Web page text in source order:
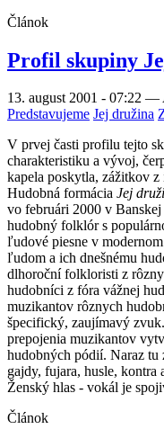
Článok
Profil skupiny
13. august 2001 - 07:22 —
Predstavujeme Jej družina
V prvej časti profilu tejto
charakteristiku a vývoj,
kapela poskytla, zážitkov
Hudobná formácia Jej
vo februári 2000 v
hudobný folklór s
ľudové piesne v
ľudom a ich dnešnému
dlhoroční folkloristi z
hudobníci z fóra vážnej
muzikantov rôznych
špecifický, zaujímavý
prepojenia muzikantov
hudobných pódií. Naraz
gajdy, fujara, husle, kontra
Ženský hlas - vokál je
Článok